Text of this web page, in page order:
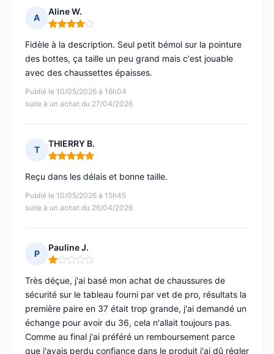
A
Aline W.
Note : 4 sur 5
Publié le 10/05/2026 à 16h04
suite à un achat du 27/04/2026
Fidèle à la description. Seul petit bémol sur la pointure
des bottes, ça taille un peu grand mais c'est jouable
avec des chaussettes épaisses.
T
THIERRY B.
Note : 5 sur 5
Publié le 10/05/2026 à 15h45
suite à un achat du 26/04/2026
Reçu dans les délais et bonne taille.
P
Pauline J.
Note : 1 sur 5
Très déçue, j'ai basé mon achat de chaussures de
sécurité sur le tableau fourni par vet de pro, résultats la
première paire en 37 était trop grande, j'ai demandé un
échange pour avoir du 36, cela n'allait toujours pas.
Comme au final j'ai préféré un remboursement parce
que j'avais perdu confiance dans le produit j'ai dû régler